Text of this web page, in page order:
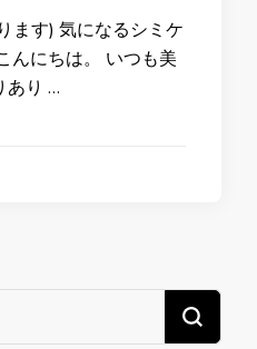
ます) 気になるシミケ
んにちは。 いつも美
あり …